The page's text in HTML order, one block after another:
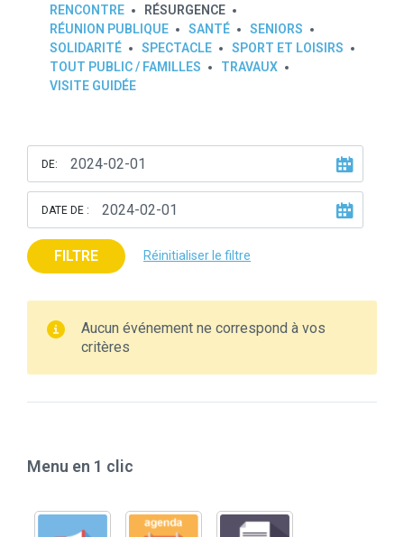
RENCONTRE
RÉSURGENCE
RÉUNION PUBLIQUE
SANTÉ
SENIORS
SOLIDARITÉ
SPECTACLE
SPORT ET LOISIRS
TOUT PUBLIC / FAMILLES
TRAVAUX
VISITE GUIDÉE
DE:
DATE DE :
FILTRE Réinitialiser le filtre
Aucun événement ne correspond à vos
critères
Menu en 1 clic